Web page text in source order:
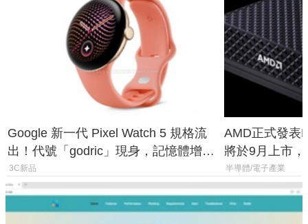
Google 新一代 Pixel Watch 5 規格流
出！代號「godric」現身，記憶體增強
鎖定 AI 應用
3C新品
AMD正式發表
將於9月上市
Max系列處理
半導體/電子產業